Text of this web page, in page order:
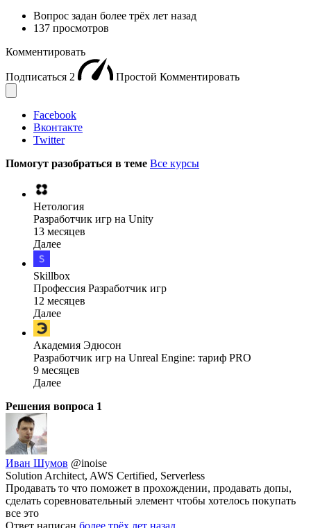
Вопрос задан более трёх лет назад
137 просмотров
Комментировать
Подписаться 2 Простой Комментировать
Facebook
Вконтакте
Twitter
Помогут разобраться в теме Все курсы
Нетология
Разработчик игр на Unity
13 месяцев
Далее
Skillbox
Профессия Разработчик игр
12 месяцев
Далее
Академия Эдюсон
Разработчик игр на Unreal Engine: тариф PRO
9 месяцев
Далее
Решения вопроса 1
Иван Шумов @inoise
Solution Architect, AWS Certified, Serverless
Продавать то что поможет в прохождении, продавать допы,
сделать соревновательный элемент чтобы хотелось покупать
все это
Ответ написан более трёх лет назад